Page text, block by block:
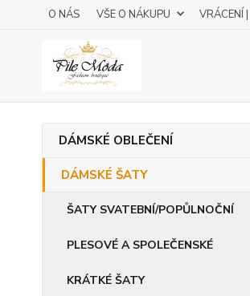
O NÁS VŠE O NÁKUPU VRÁCENÍ
DÁMSKÉ OBLEČENÍ
DÁMSKÉ ŠATY
ŠATY SVATEBNÍ/POPŮLNOČNÍ
PLESOVÉ A SPOLEČENSKÉ
KRÁTKÉ ŠATY